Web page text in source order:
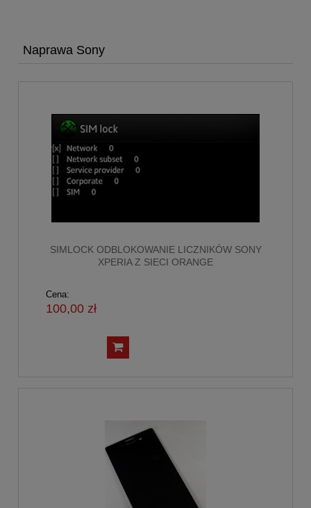
Naprawa Sony
SIMLOCK ODBLOKOWANIE LICZNIKÓW SONY
XPERIA Z SIECI ORANGE
Cena:
100,00 zł